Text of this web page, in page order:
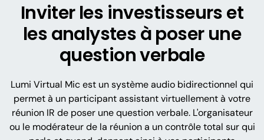
Inviter les investisseurs et
les analystes à poser une
question verbale
Lumi Virtual Mic est un système audio bidirectionnel qui
permet à un participant assistant virtuellement à votre
réunion IR de poser une question verbale. L'organisateur
ou le modérateur de la réunion a un contrôle total sur qui